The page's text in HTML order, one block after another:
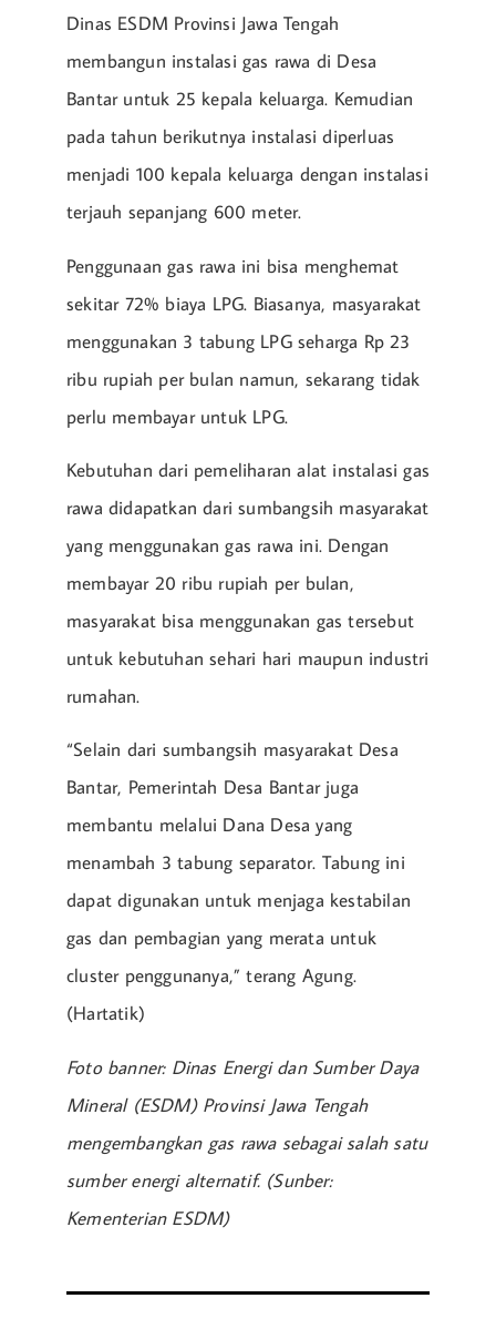
Dinas ESDM Provinsi Jawa Tengah
membangun instalasi gas rawa di Desa
Bantar untuk 25 kepala keluarga. Kemudian
pada tahun berikutnya instalasi diperluas
menjadi 100 kepala keluarga dengan instalasi
terjauh sepanjang 600 meter.
Penggunaan gas rawa ini bisa menghemat
sekitar 72% biaya LPG. Biasanya, masyarakat
menggunakan 3 tabung LPG seharga Rp 23
ribu rupiah per bulan namun, sekarang tidak
perlu membayar untuk LPG.
Kebutuhan dari pemeliharan alat instalasi gas
rawa didapatkan dari sumbangsih masyarakat
yang menggunakan gas rawa ini. Dengan
membayar 20 ribu rupiah per bulan,
masyarakat bisa menggunakan gas tersebut
untuk kebutuhan sehari hari maupun industri
rumahan.
“Selain dari sumbangsih masyarakat Desa
Bantar, Pemerintah Desa Bantar juga
membantu melalui Dana Desa yang
menambah 3 tabung separator. Tabung ini
dapat digunakan untuk menjaga kestabilan
gas dan pembagian yang merata untuk
cluster penggunanya,” terang Agung.
(Hartatik)
Foto banner: Dinas Energi dan Sumber Daya
Mineral (ESDM) Provinsi Jawa Tengah
mengembangkan gas rawa sebagai salah satu
sumber energi alternatif. (Sunber:
Kementerian ESDM)